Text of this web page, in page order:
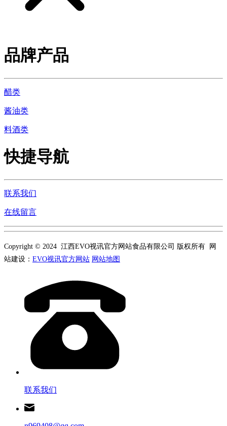
品牌产品
醋类
酱油类
料酒类
快捷导航
联系我们
在线留言
Copyright © 2024 江西EVO视讯官方网站食品有限公司 版权所有 网
站建设： EVO视讯官方网站 网站地图
联系我们